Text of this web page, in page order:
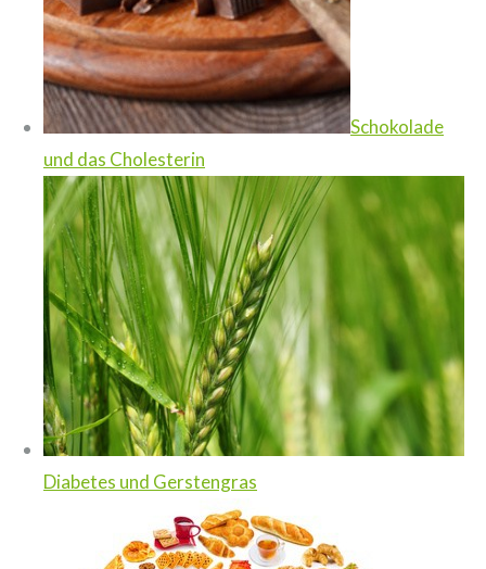
Schokolade
und das Cholesterin
Diabetes und Gerstengras